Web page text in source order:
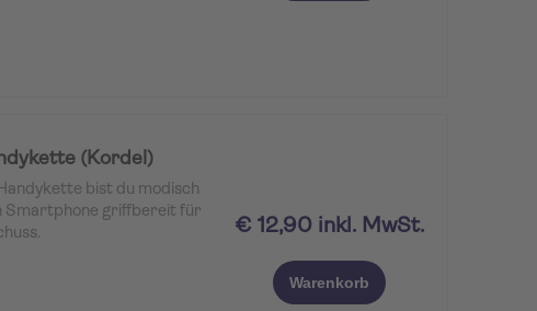
(Kordel)
bist du modisch
Smartphone griffbereit für
€ 12,90 inkl. MwSt.
Warenkorb